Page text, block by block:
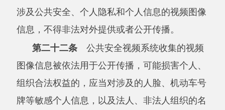
第三款、第八条第一款、第九条第一款规定安装
图像采集设备及相关设施的，可以向公安机关举
报。公安机关应当依法及时处理。
督制度，对其工作人员履行公共安全视频系统建
设、使用职责情况进行监督。
公安机关及其工作人员在履行公共安全视频